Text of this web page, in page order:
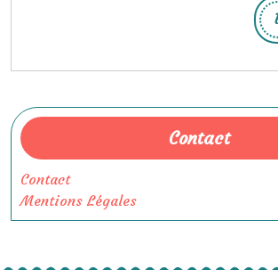
Contact
Contact
Mentions Légales